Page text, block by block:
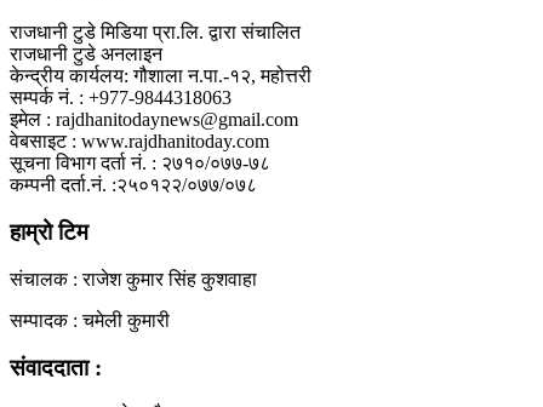
राजधानी टुडे मिडिया प्रा.लि. द्वारा संचालित
राजधानी टुडे अनलाइन
केन्द्रीय कार्यलय: गौशाला न.पा.-१२, महोत्तरी
सम्पर्क नं. : +977-9844318063
इमेल : rajdhanitodaynews@gmail.com
वेबसाइट : www.rajdhanitoday.com
सूचना विभाग दर्ता नं. : २७१०/०७७-७८
कम्पनी दर्ता.नं. :२५०१२२/०७७/०७८
हाम्रो टिम
संचालक : राजेश कुमार सिंह कुशवाहा
सम्पादक : चमेली कुमारी
संवाददाता :